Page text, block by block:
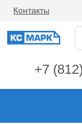
Контакты
+7